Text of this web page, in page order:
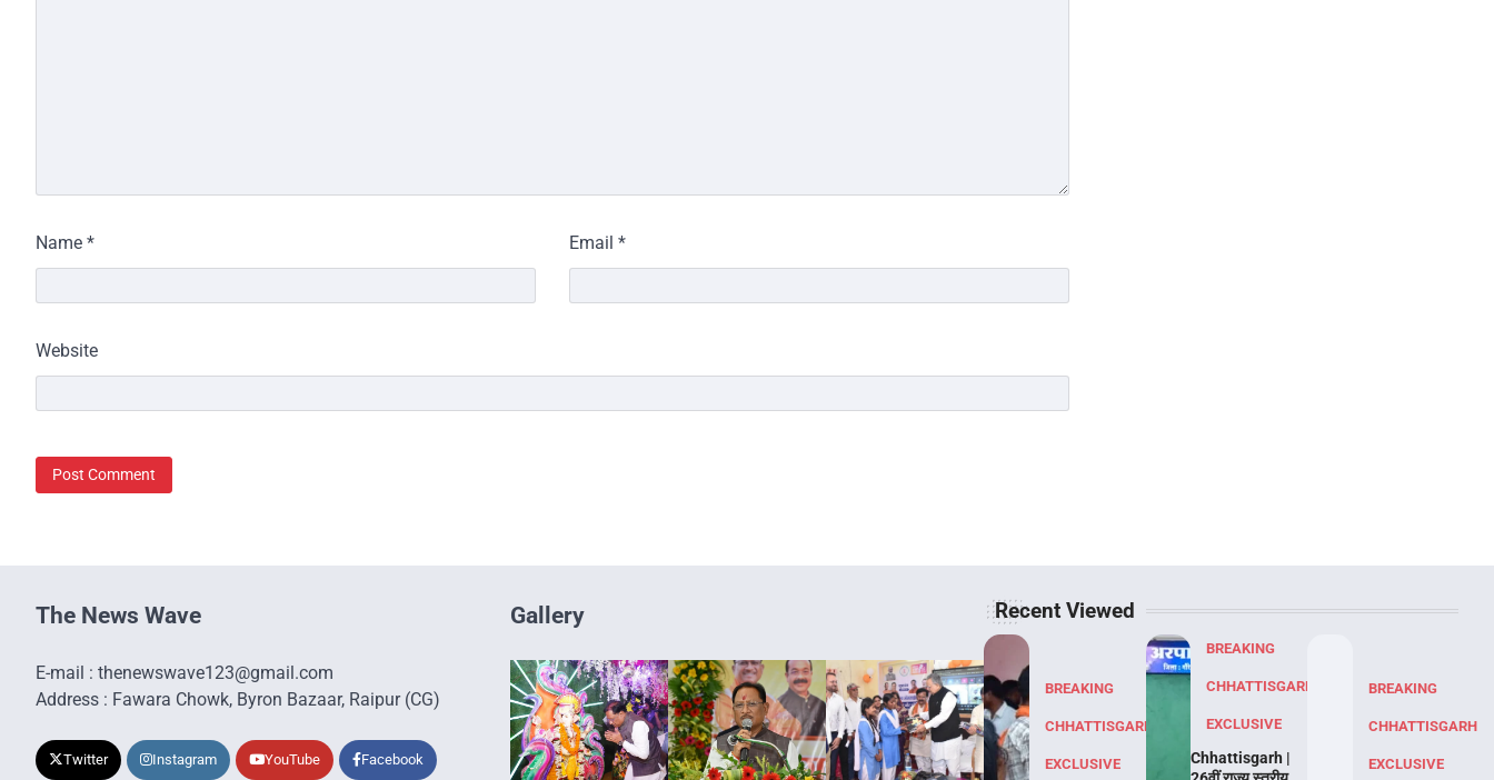
Name * Email *
Website
The News Wave
E-mail : thenewswave123@gmail.com
Address : Fawara Chowk, Byron Bazaar, Raipur (CG)
Twitter Instagram YouTube Facebook
Gallery Recent Viewed
BREAKING
CHHATTISGARH
EXCLUSIVE
BREAKING
CHHATTISGARH
EXCLUSIVE
Chhattisgarh |
BREAKING
CHHATTISGARH
EXCLUSIVE